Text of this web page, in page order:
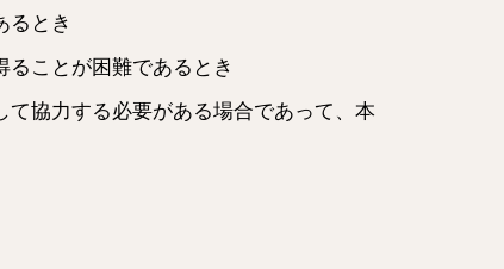
るとき
ことが困難であるとき
協力する必要がある場合であって、本